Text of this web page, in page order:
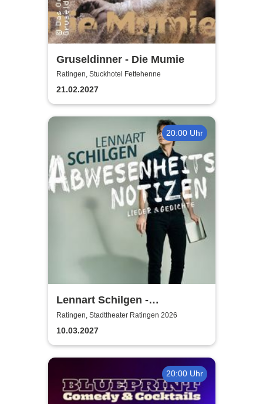
Gruseldinner - Die Mumie
Ratingen, Stuckhotel Fettehenne
21.02.2027
20:00 Uhr
Lennart Schilgen -
Abwesenheitsnotizen
Ratingen, Stadttheater Ratingen 2026
10.03.2027
20:00 Uhr